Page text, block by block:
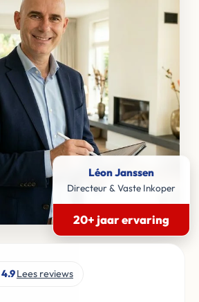
Léon Janssen
Directeur & Vaste Inkoper
20+ jaar ervaring
4.9Lees reviews